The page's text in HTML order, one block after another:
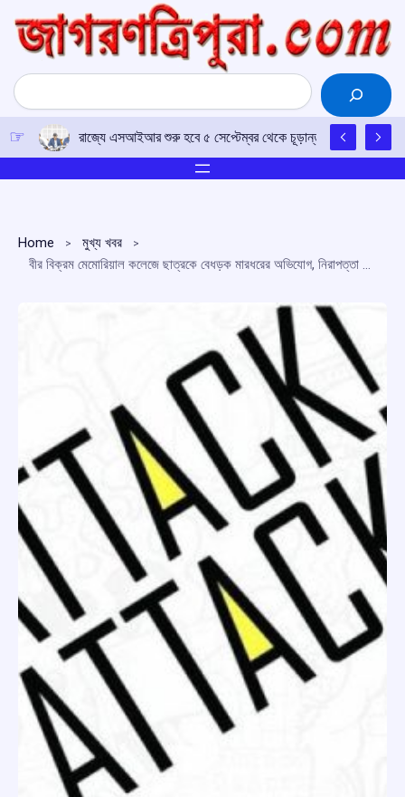
content
Search
রাজ্যে এসআইআর শুরু হবে ৫ সেপ্টেম্বর থেকে চূড়ান্ত ভোটার তালিকা
Home
মুখ্য খবর
বীর বিক্রম মেমোরিয়াল কলেজে ছাত্রকে বেধড়ক মারধরের অভিযোগ, নিরাপত্তা নিয়ে প্রশ্ন